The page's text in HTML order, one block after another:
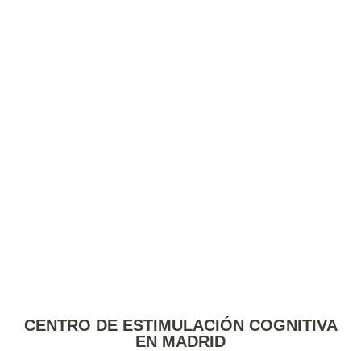
CENTRO DE ESTIMULACIÓN COGNITIVA
EN MADRID